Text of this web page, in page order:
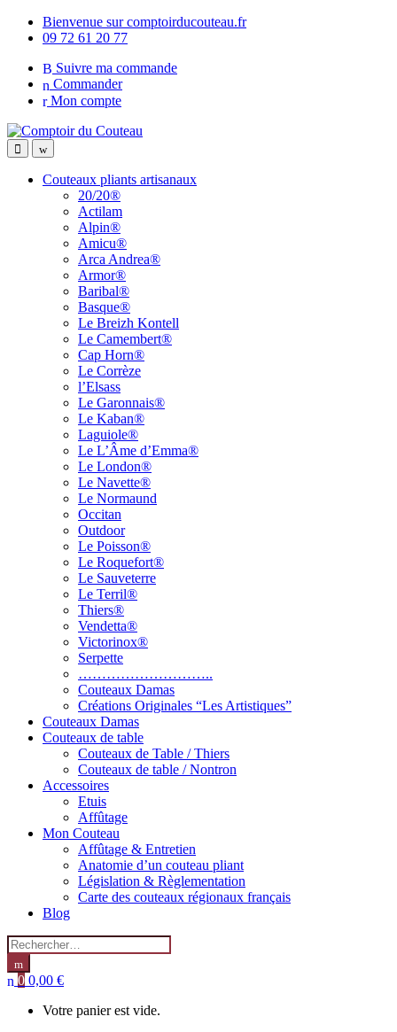
Skip
Skip
Bienvenue sur comptoirducouteau.fr
09 72 61 20 77
Suivre ma commande
Commander
Mon compte
OpenClose
Couteaux pliants artisanaux
20/20®
Actilam
Alpin®
Amicu®
Arca Andrea®
Armor®
Baribal®
Basque®
Le Breizh Kontell
Le Camembert®
Cap Horn®
Le Corrèze
l’Elsass
Le Garonnais®
Le Kaban®
Laguiole®
Le L’Âme d’Emma®
Le London®
Le Navette®
Le Normaund
Occitan
Outdoor
Le Poisson®
Le Roquefort®
Le Sauveterre
Le Terril®
Thiers®
Vendetta®
Victorinox®
Serpette
………………………..
Couteaux Damas
Créations Originales “Les Artistiques”
Couteaux Damas
Couteaux de table
Couteaux de Table / Thiers
Couteaux de table / Nontron
Accessoires
Etuis
Affûtage
Mon Couteau
Affûtage & Entretien
Anatomie d’un couteau pliant
Législation & Règlementation
Carte des couteaux régionaux français
Blog
Search
for:
0 0,00 €
Votre panier est vide.